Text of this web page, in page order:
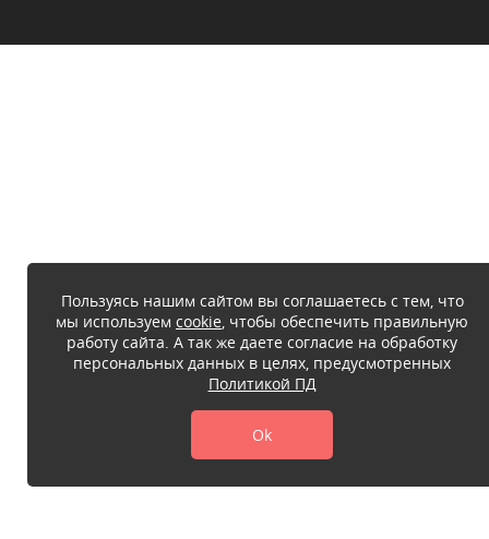
Пользуясь нашим сайтом вы соглашаетесь с тем, что
мы используем cookie, чтобы обеспечить правильную
работу сайта. А так же даете согласие на обработку
персональных данных в целях, предусмотренных
Политикой ПД
Ok